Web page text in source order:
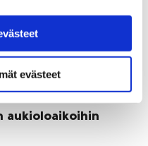
evästeet
aukioloaikoihin